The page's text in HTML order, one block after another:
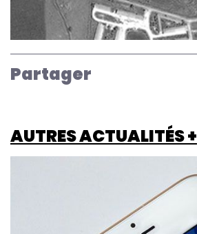
Partager
AUTRES ACTUALITÉS +